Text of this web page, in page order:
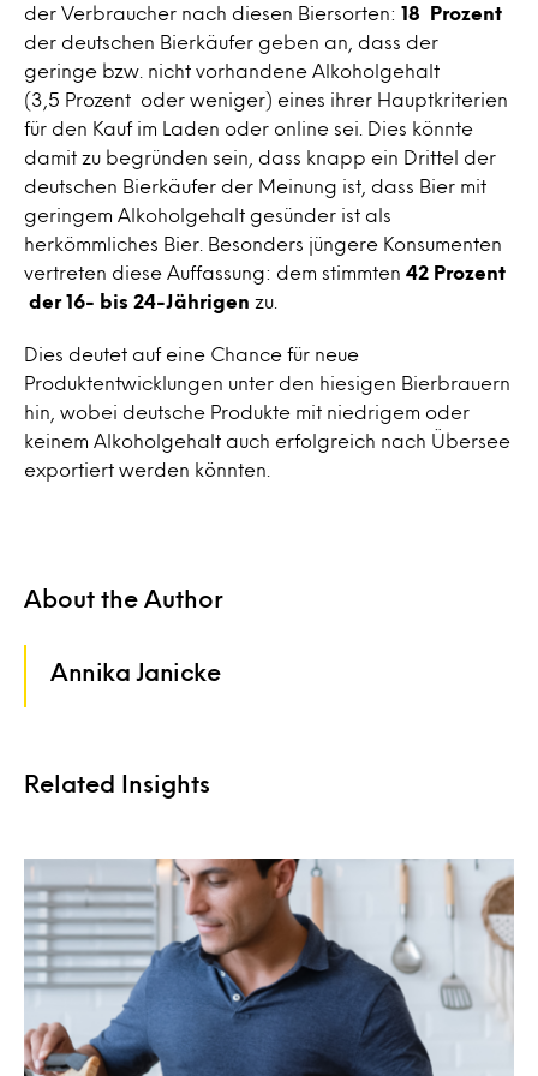
der Verbraucher nach diesen Biersorten: 18 Prozent
der deutschen Bierkäufer geben an, dass der
geringe bzw. nicht vorhandene Alkoholgehalt
(3,5 Prozent oder weniger) eines ihrer Hauptkriterien
für den Kauf im Laden oder online sei. Dies könnte
damit zu begründen sein, dass knapp ein Drittel der
deutschen Bierkäufer der Meinung ist, dass Bier mit
geringem Alkoholgehalt gesünder ist als
herkömmliches Bier. Besonders jüngere Konsumenten
vertreten diese Auffassung: dem stimmten 42 Prozent
der 16- bis 24-Jährigen zu.
Dies deutet auf eine Chance für neue
Produktentwicklungen unter den hiesigen Bierbrauern
hin, wobei deutsche Produkte mit niedrigem oder
keinem Alkoholgehalt auch erfolgreich nach Übersee
exportiert werden könnten.
About the Author
Annika Janicke
Related Insights